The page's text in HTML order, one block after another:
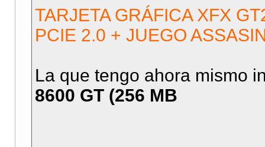
TARJETA GRÁFICA XFX
PCIE 2.0 + JUEGO
La que tengo ahora mismo
8600 GT (256 MB